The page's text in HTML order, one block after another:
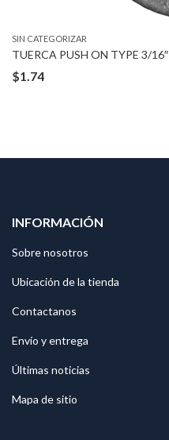
SIN CATEGORIZAR
TUERCA PUSH ON TYPE 3/16″
$1.74
INFORMACIÓN
Sobre nosotros
Ubicación de la tienda
Contactanos
Envío y entrega
Últimas noticias
Mapa de sitio